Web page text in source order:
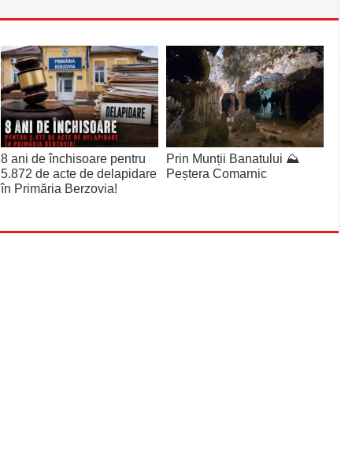
8 ani de închisoare pentru
5.872 de acte de delapidare
în Primăria Berzovia!
Prin Munții Banatului ⛰️
Peștera Comarnic